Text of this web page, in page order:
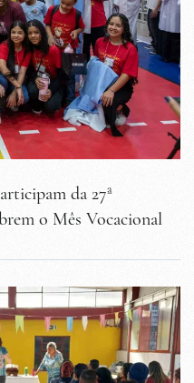
da 27ª
o Mês Vocacional